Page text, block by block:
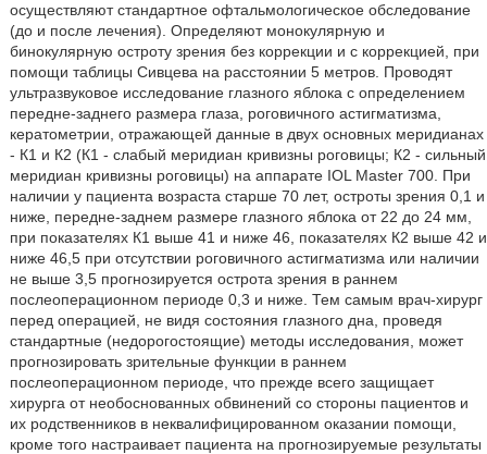
осуществляют стандартное офтальмологическое обследование
(до и после лечения). Определяют монокулярную и
бинокулярную остроту зрения без коррекции и с коррекцией, при
помощи таблицы Сивцева на расстоянии 5 метров. Проводят
ультразвуковое исследование глазного яблока с определением
передне-заднего размера глаза, роговичного астигматизма,
кератометрии, отражающей данные в двух основных меридианах
- К1 и К2 (К1 - слабый меридиан кривизны роговицы; К2 - сильный
меридиан кривизны роговицы) на аппарате IOL Master 700. При
наличии у пациента возраста старше 70 лет, остроты зрения 0,1 и
ниже, передне-заднем размере глазного яблока от 22 до 24 мм,
при показателях К1 выше 41 и ниже 46, показателях К2 выше 42 и
ниже 46,5 при отсутствии роговичного астигматизма или наличии
не выше 3,5 прогнозируется острота зрения в раннем
послеоперационном периоде 0,3 и ниже. Тем самым врач-хирург
перед операцией, не видя состояния глазного дна, проведя
стандартные (недорогостоящие) методы исследования, может
прогнозировать зрительные функции в раннем
послеоперационном периоде, что прежде всего защищает
хирурга от необоснованных обвинений со стороны пациентов и
их родственников в неквалифицированном оказании помощи,
кроме того настраивает пациента на прогнозируемые результаты